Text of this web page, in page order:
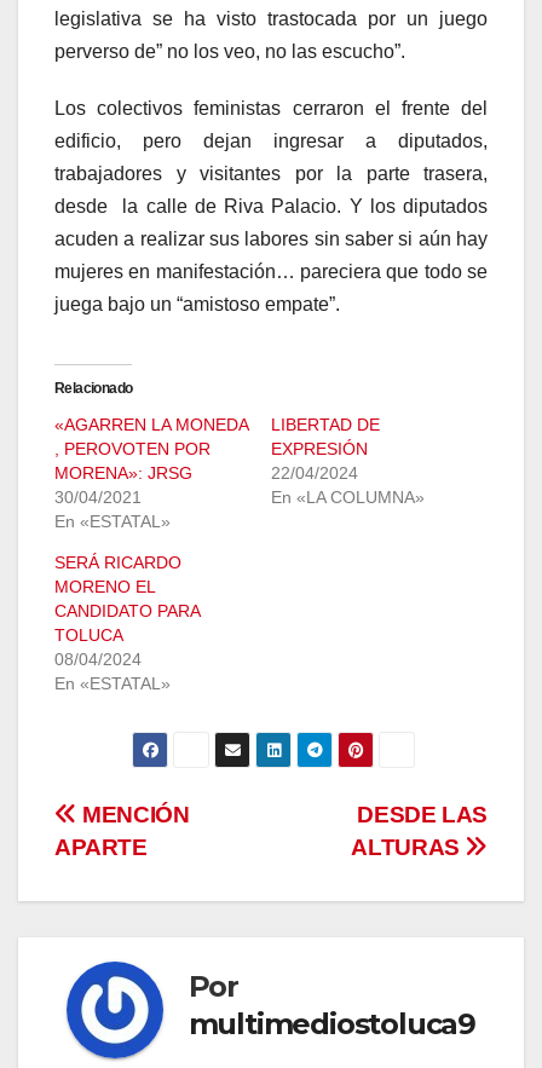
legislativa se ha visto trastocada por un juego
perverso de” no los veo, no las escucho”.
Los colectivos feministas cerraron el frente del
edificio, pero dejan ingresar a diputados,
trabajadores y visitantes por la parte trasera,
desde la calle de Riva Palacio. Y los diputados
acuden a realizar sus labores sin saber si aún hay
mujeres en manifestación… pareciera que todo se
juega bajo un “amistoso empate”.
Relacionado
«AGARREN LA MONEDA
, PEROVOTEN POR
MORENA»: JRSG
30/04/2021
En «ESTATAL»
LIBERTAD DE
EXPRESIÓN
22/04/2024
En «LA COLUMNA»
SERÁ RICARDO
MORENO EL
CANDIDATO PARA
TOLUCA
08/04/2024
En «ESTATAL»
Navegación
DESDE LAS
ALTURAS
MENCIÓN
APARTE
Por
multimediostoluca9